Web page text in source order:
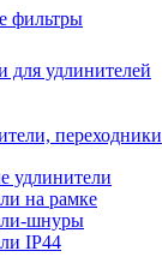
фильтры
для удлинителей
переходники
удлинители
на рамке
шнуры
IP44